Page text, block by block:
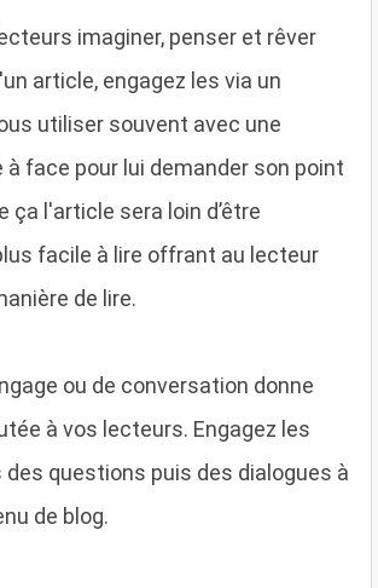
imaginer, penser et rêver
article, engagez les via un
utiliser souvent avec une
à face pour lui demander son point
ça l'article sera loin d’être
facile à lire offrant au lecteur
de lire.
ou de conversation donne
à vos lecteurs. Engagez les
des questions puis des dialogues à
de blog.